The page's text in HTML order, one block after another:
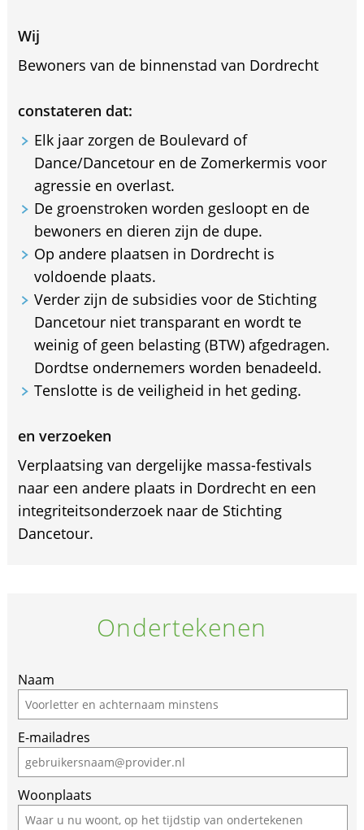
Wij
Bewoners van de binnenstad van Dordrecht
constateren dat:
Elk jaar zorgen de Boulevard of
Dance/Dancetour en de Zomerkermis voor
agressie en overlast.
De groenstroken worden gesloopt en de
bewoners en dieren zijn de dupe.
Op andere plaatsen in Dordrecht is
voldoende plaats.
Verder zijn de subsidies voor de Stichting
Dancetour niet transparant en wordt te
weinig of geen belasting (BTW) afgedragen.
Dordtse ondernemers worden benadeeld.
Tenslotte is de veiligheid in het geding.
en verzoeken
Verplaatsing van dergelijke massa-festivals
naar een andere plaats in Dordrecht en een
integriteitsonderzoek naar de Stichting
Dancetour.
Ondertekenen
Naam
E-mailadres
Woonplaats